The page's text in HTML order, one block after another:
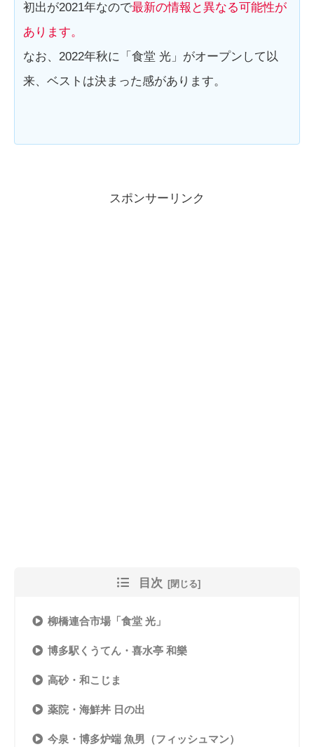
初出が2021年なので最新の情報と異なる可能性が
あります。
なお、2022年秋に「食堂 光」がオープンして以
来、ベストは決まった感があります。
スポンサーリンク
目次
柳橋連合市場「食堂 光」
博多駅くうてん・喜水亭 和樂
高砂・和こじま
薬院・海鮮丼 日の出
今泉・博多炉端 魚男（フィッシュマン）